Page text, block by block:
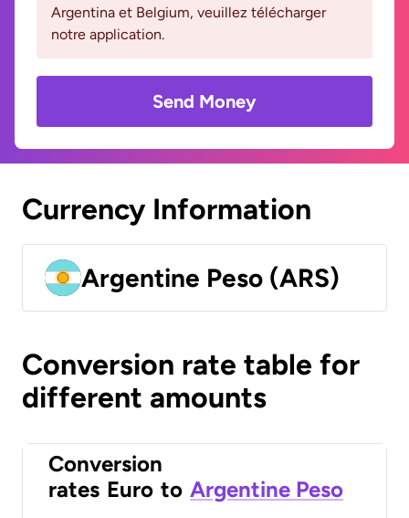
Argentina et Belgium, veuillez télécharger
notre application.
Send Money
Currency Information
Argentine Peso (ARS)
Conversion rate table for
different amounts
Conversion
rates Euro to Argentine Peso